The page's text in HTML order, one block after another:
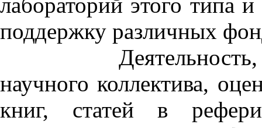
поддержку различных
Деятельность, как
научного коллектива,
книг, статей в